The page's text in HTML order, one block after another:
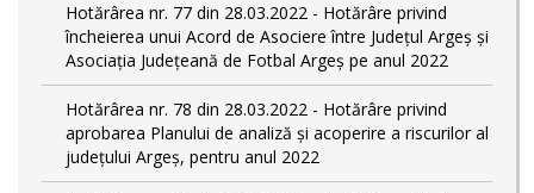
Hotărârea nr. 77 din 28.03.2022 - Hotărâre privind
încheierea unui Acord de Asociere între Județul Argeș și
Asociația Județeană de Fotbal Argeș pe anul 2022
Hotărârea nr. 78 din 28.03.2022 - Hotărâre privind
aprobarea Planului de analiză și acoperire a riscurilor al
județului Argeș, pentru anul 2022